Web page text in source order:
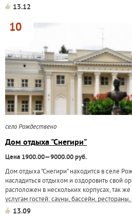
беседки. Для...
13.12
10
село Рождествено
Дом отдыха "Снегири"
Цена 1900.00—9000.00 руб.
Дом отдыха "Снегири" находится в селе
насладиться отдыхом и оздоровить свой
расположен в нескольких корпусах, так
услугам гостей: сауны, бассейн,
теннисные корты...
13.09